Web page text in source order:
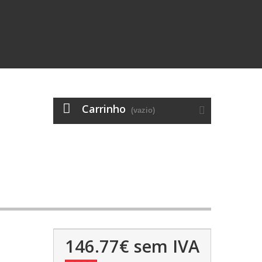
Carrinho (vazio)
146.77€ sem IVA